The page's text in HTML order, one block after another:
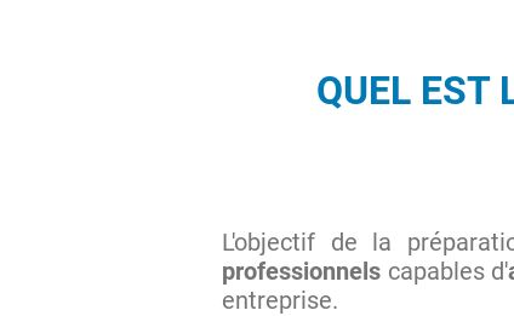
QUEL EST
L'objectif de la
professionnels capables d'
entreprise.